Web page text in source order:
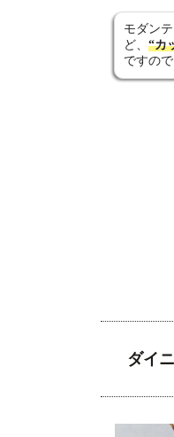
モダン
ど、 “カ
ですの
ダイ